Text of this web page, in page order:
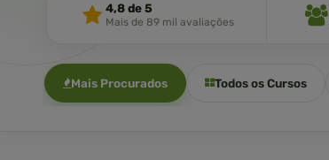
4,8 de 5
Mais de 89 mil avaliações
Mais Procurados Todos os Cursos